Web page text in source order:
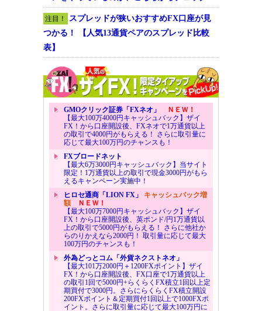
注目！
スプレッドが狭いおすすめFX口座が見
つかる！ 【人気13通貨ペアのスプレッド比較
表】
GMOクリック証券「FXネオ」
ＮＥＷ！
【最大100万4000円キャッシュバック】ザイ
FX！から口座開設後、FXネオで1万通貨以上
の取引で4000円がもらえる！ さらに取引量に
応じて最大100万円のチャンスも！
FXブロードネット
【最大6万3000円キャッシュバック】当サイト
限定！1万通貨以上の取引で現金3000円がもら
えるキャンペーン実施中！
ヒロセ通商「LION FX」 キャッシュバック増
額ＮＥＷ！
【最大100万7000円キャッシュバック】ザイ
FX！から口座開設後、英ポンド/円1万通貨以
上の取引で5000円がもらえる！ さらに他社か
らのりかえなら2000円！ 取引量に応じて最大
100万円のチャンスも！
外為どっとコム「外貨ネクストネオ」
【最大101万2000円＋1200FXポイント】ザイ
FX！から口座開設後、FX口座で1万通貨以上
の取引1回で5000円+らくらくFX積立1回以上定
期買付で3000円。さらにらくらくFX積立開設
200FXポイント＆定期買付1回以上で1000FXポ
イント。さらに取引量に応じて最大100万円に